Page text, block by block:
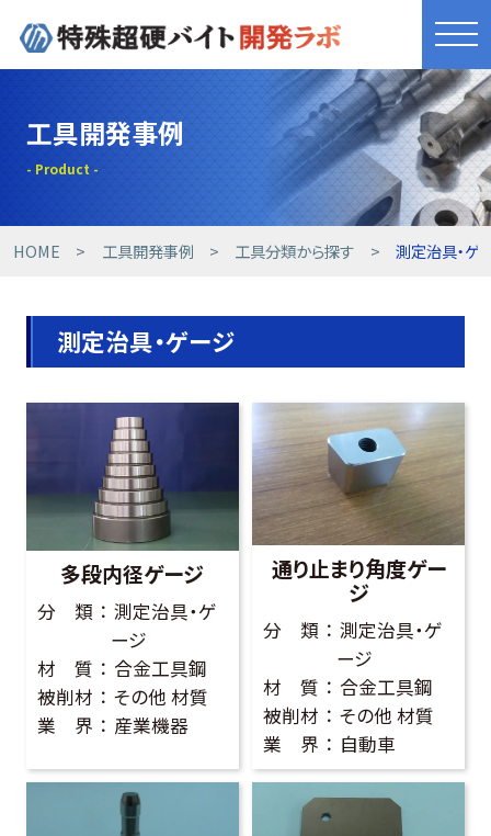
きれものづくり
商品・サービス
工具開発事例
技術コラム
お客様の声
よくある質問
0274-62-1744
（平日：9:00 ~ 17:00)
オンライン工場見学
工具開発事例
HOME 工具開発事例 工具分類から探す 測定治具・ゲ
測定治具・ゲージ
多段内径ゲージ
分 類
測定治具・ゲ
ージ
材 質
合金工具鋼
被削材
その他 材質
業 界
産業機器
通り止まり角度ゲー
ジ
分 類
測定治具・ゲ
ージ
材 質
合金工具鋼
被削材
その他 材質
業 界
自動車